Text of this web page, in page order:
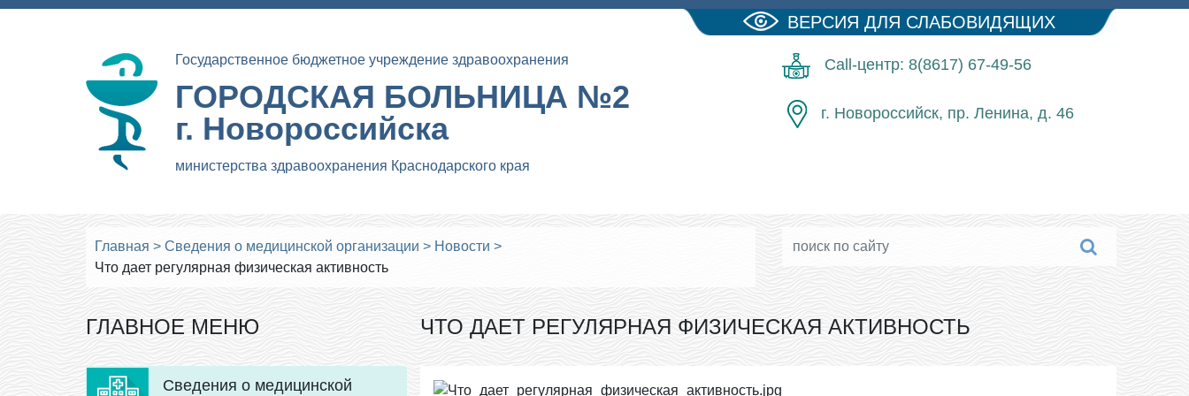
ВЕРСИЯ ДЛЯ СЛАБОВИДЯЩИХ
Государственное бюджетное учреждение здравоохранения
ГОРОДСКАЯ БОЛЬНИЦА №2
г. Новороссийска
министерства здравоохранения Краснодарского края
Call-центр: 8(8617) 67-49-56
г. Новороссийск, пр. Ленина, д. 46
Главная > Сведения о медицинской организации > Новости >
Что дает регулярная физическая активность
ГЛАВНОЕ МЕНЮ
Сведения о медицинской
ЧТО ДАЕТ РЕГУЛЯРНАЯ ФИЗИЧЕСКАЯ АКТИВНОСТЬ